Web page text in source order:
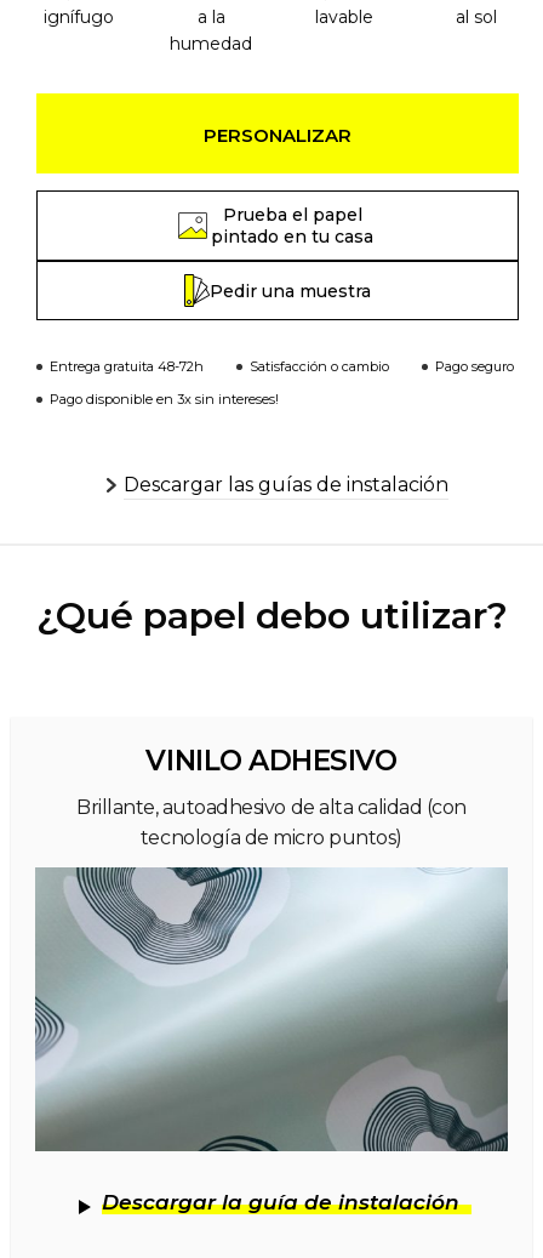
ignífugo
a la
humedad
lavable
al sol
PERSONALIZAR
Prueba el papel
pintado en tu casa
Pedir una muestra
Entrega gratuita 48-72h Satisfacción o cambio
Pago seguro
Pago disponible en 3x sin intereses!
Descargar las guías de instalación
¿Qué papel debo utilizar?
VINILO ADHESIVO
Brillante, autoadhesivo de alta calidad (con
tecnología de micro puntos)
Descargar la guía de instalación